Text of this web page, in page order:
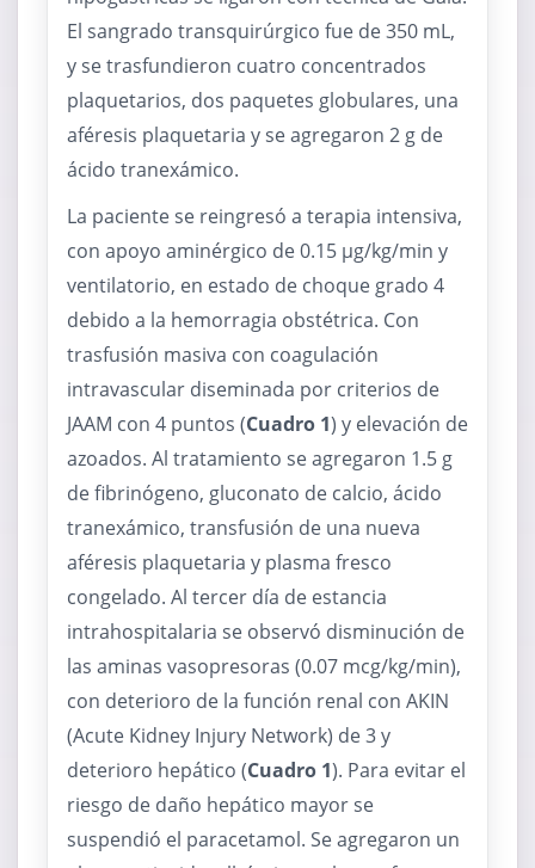
El sangrado transquirúrgico fue de 350 mL,
y se trasfundieron cuatro concentrados
plaquetarios, dos paquetes globulares, una
aféresis plaquetaria y se agregaron 2 g de
ácido tranexámico.
La paciente se reingresó a terapia intensiva,
con apoyo aminérgico de 0.15 μg/kg/min y
ventilatorio, en estado de choque grado 4
debido a la hemorragia obstétrica. Con
trasfusión masiva con coagulación
intravascular diseminada por criterios de
JAAM con 4 puntos (Cuadro 1) y elevación de
azoados. Al tratamiento se agregaron 1.5 g
de fibrinógeno, gluconato de calcio, ácido
tranexámico, transfusión de una nueva
aféresis plaquetaria y plasma fresco
congelado. Al tercer día de estancia
intrahospitalaria se observó disminución de
las aminas vasopresoras (0.07 mcg/kg/min),
con deterioro de la función renal con AKIN
(Acute Kidney Injury Network) de 3 y
deterioro hepático (Cuadro 1). Para evitar el
riesgo de daño hepático mayor se
suspendió el paracetamol. Se agregaron un